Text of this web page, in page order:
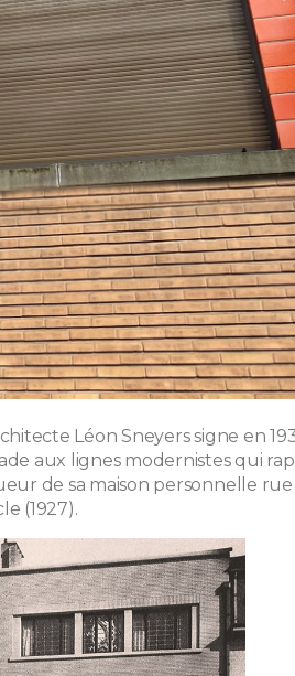
Léon Sneyers signe en
aux lignes modernistes qui
de sa maison personnelle rue
(1927).